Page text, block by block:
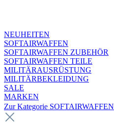
NEUHEITEN
SOFTAIRWAFFEN
SOFTAIRWAFFEN ZUBEHÖR
SOFTAIRWAFFEN TEILE
MILITÄRAUSRÜSTUNG
MILITÄRBEKLEIDUNG
SALE
MARKEN
Zur Kategorie SOFTAIRWAFFEN